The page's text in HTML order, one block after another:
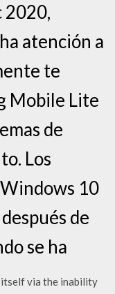
2020,
atención a
te
Mobile Lite
de
Los
10
de
se ha
via the inability